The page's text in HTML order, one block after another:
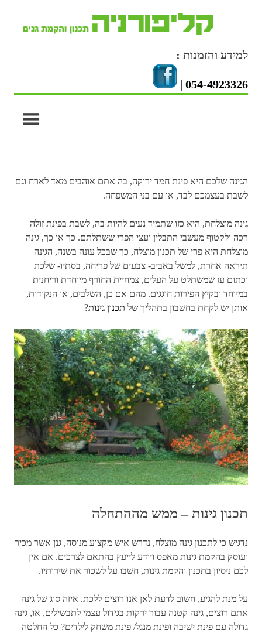
למידע והזמנות :
054-4923326
|
הגינה שלכם היא פינת חמד ירוקה, בה אתם אוהבים מאד לארח וגם
לשבת בעצמכם לבד, או עם בני המשפחה.
גינה מוצלחת, היא כזו שתמיד נעים להיות בה, לשבת בפינת זולה
רכה ולקטוף מעשבי התבלין ועצי הפרי ששתלתם. כך או כך, גינה
מוצלחת היא פרי של תכנון מוצלח, כך שבכל עונה בשנה, הגינה
תיראה אחרת, למשל באביב- צבעים של פריחה, בסתיו- שלכת
וכתום עז שמשתלט על העלים, צמחיית החורף מיוחדת וריחנית
במיוחד ובקיץ הפירות חוגגים. מהם אם כן, השלבים, או הנקודות,
אותן יש לקחת בחשבון בתהליך של תכנון גינות?
תכנון גינות – ממש מההתחלה
נדגיש כי לתכנון גינה מוצלח, נדרש איש מקצוע מנוסה, גנן אשר מכיר
ועוסק בהקמת גינות מאפס ויודע לייעץ בהתאם לצרכים. אם אין
לכם ניסיון בתכנון והקמת גינות, חשבו על לשכור את שירותיו.
על מנת להגיע, חשוב לדעת לאן אנו רוצים ללכת. איזה סוג של גינה
אתם רוצים, גינה קטנה עבור ירקות בגידול עצמי לתבשילים, או, גינה
גדולה עם פינת ישיבה ופינת מנגל/ פינת משחק לילדים? כל החלטה